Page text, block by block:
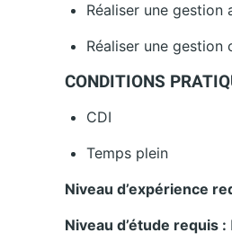
Réaliser une gestion
Réaliser une gestion
CONDITIONS
CDI
Temps plein
Niveau d’expérience
Niveau d’étude requis :